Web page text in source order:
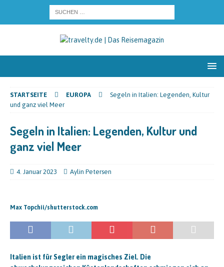
STARTSEITE EUROPA
Segeln in Italien: Legenden, Kultur
und ganz viel Meer
Segeln in Italien: Legenden, Kultur und
ganz viel Meer
4. Januar 2023 Aylin Petersen
Max Topchii/shutterstock.com
Italien ist für Segler ein magisches Ziel. Die